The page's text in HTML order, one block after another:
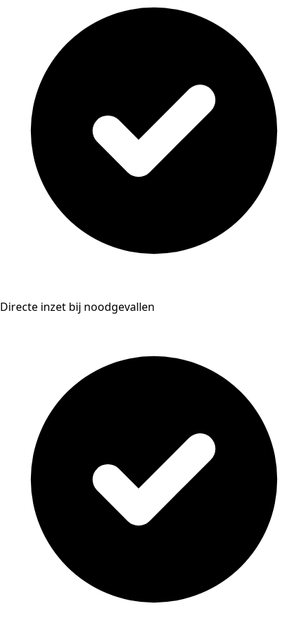
Directe inzet bij noodgevallen